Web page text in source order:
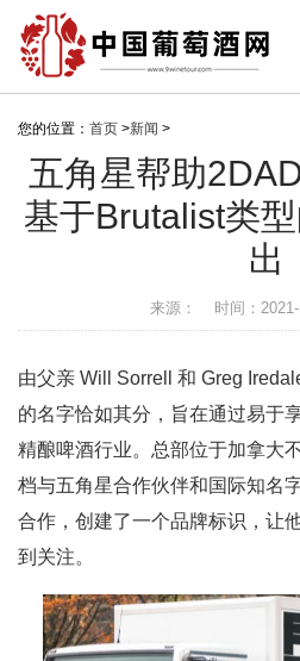
您的位置： 首页 >新闻 >
五角星帮助
基于Brutalist类
出
来源： 时间：
由父亲 Will Sorrell 和 Greg
的名字恰如其分，旨在通过易于
精酿啤酒行业。总部位于加拿大
档与五角星合作伙伴和国际知名
合作，创建了一个品牌标识，让
到关注。